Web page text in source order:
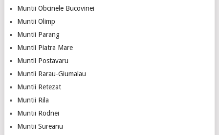
Muntii Obcinele Bucovinei
Muntii Olimp
Muntii Parang
Muntii Piatra Mare
Muntii Postavaru
Muntii Rarau-Giumalau
Muntii Retezat
Muntii Rila
Muntii Rodnei
Muntii Sureanu